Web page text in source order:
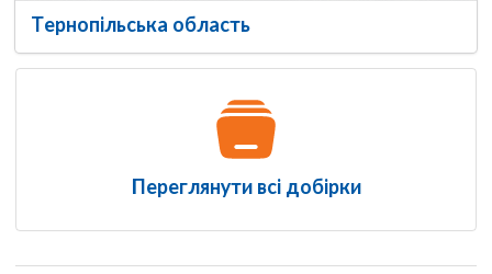
Тернопільська область
Переглянути всі добірки